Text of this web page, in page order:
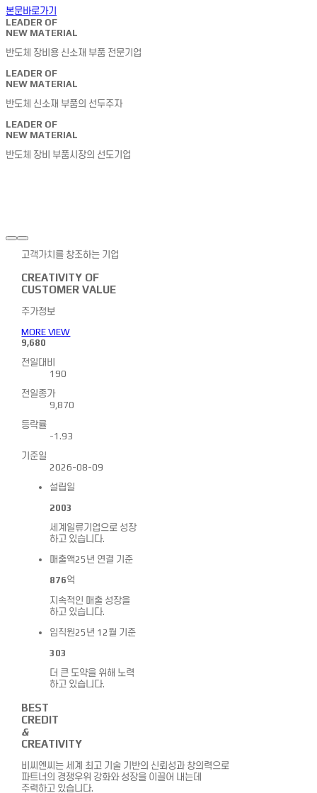
본문바로가기
LEADER OF
NEW MATERIAL
반도체 장비용 신소재 부품 전문기업
LEADER OF
NEW MATERIAL
반도체 신소재 부품의 선두주자
LEADER OF
NEW MATERIAL
반도체 장비 부품시장의 선도기업
고객가치를 창조하는 기업
CREATIVITY OF
CUSTOMER VALUE
주가정보
MORE VIEW
9,680
전일대비
190
전일종가
9,870
등락률
-1.93
기준일
2026-08-09
설립일
2003
세계일류기업으로 성장
하고 있습니다.
매출액25년 연결 기준
876억
지속적인 매출 성장을
하고 있습니다.
임직원25년 12월 기준
303
더 큰 도약을 위해 노력
하고 있습니다.
BEST
CREDIT
&
CREATIVITY
비씨엔씨는 세계 최고 기술 기반의 신뢰성과 창의력으로
파트너의 경쟁우위 강화와 성장을 이끌어 내는데
주력하고 있습니다.